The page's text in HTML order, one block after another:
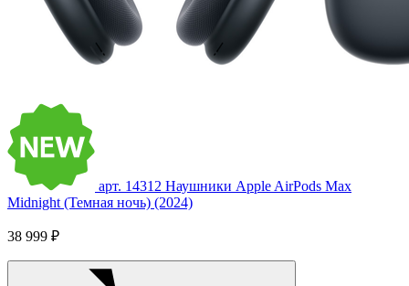
арт. 14312 Наушники Apple AirPods Max
Midnight (Темная ночь) (2024)
38 999 ₽